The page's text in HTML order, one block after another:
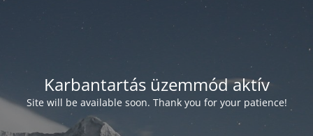
Karbantartás üzemmód aktív
Site will be available soon. Thank you for your patience!